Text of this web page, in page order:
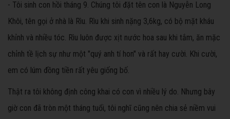
- Tôi sinh con hồi tháng 9. Chúng tôi đặt tên con là Nguyễn Long
Khôi, tên gọi ở nhà là Rìu. Rìu khi sinh nặng 3,6kg, có bộ mặt kháu
khỉnh và nhiều tóc. Rìu luôn được xịt nước hoa sau khi tắm, ăn mặc
chỉnh tề lịch sự như một "quý anh tí hon" và rất hay cười. Khi cười,
em có lúm đồng tiền rất yêu giống bố.
Thật ra tôi không định công khai có con vì nhiều lý do. Nhưng bây
giờ con đã tròn một tháng tuổi, tôi nghĩ cũng nên chia sẻ niềm vui